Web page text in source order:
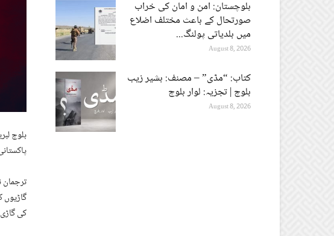
بلوچ
گاڑیوں
کی
بلوچستان: امن و امان کی خراب
صورتحال کے باعث مختلف اضلاع
میں بلدیاتی پولنگ...
August 8, 2026
کتاب: “مڈی” – مصنف: بشیر زیب
بلوچ | تجزیہ: لوار بلوچ
August 8, 2026